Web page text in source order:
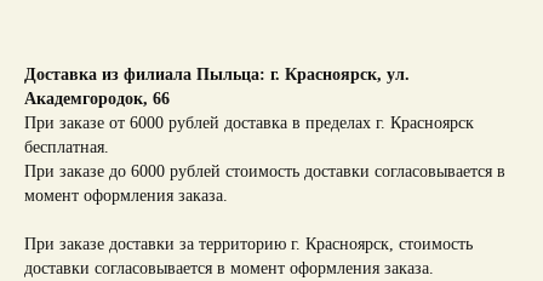
Доставка из филиала Пыльца: г. Красноярск, ул.
Академгородок, 66
При заказе от 6000 рублей доставка в пределах г. Красноярск
бесплатная.
При заказе до 6000 рублей стоимость доставки согласовывается в
момент оформления заказа.
При заказе доставки за территорию г. Красноярск, стоимость
доставки согласовывается в момент оформления заказа.